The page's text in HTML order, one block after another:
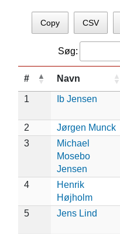
Copy CSV
Søg:
# Navn
1 Ib Jensen
2 Jørgen Munck
3
Michael
Mosebo
Jensen
4
Henrik
Højholm
5 Jens Lind